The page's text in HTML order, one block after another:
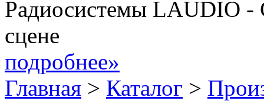
Радиосистемы LAUDIO -
сцене
подробнее»
Главная > Каталог >